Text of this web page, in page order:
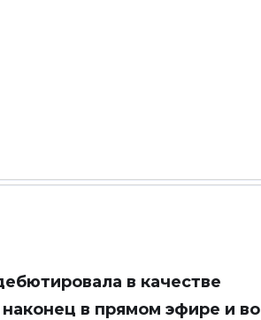
в качестве
в прямом эфире и во